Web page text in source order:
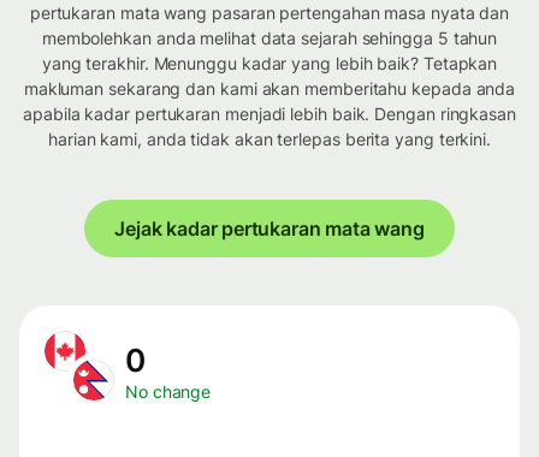
pertukaran mata wang pasaran pertengahan masa nyata dan
membolehkan anda melihat data sejarah sehingga 5 tahun
yang terakhir. Menunggu kadar yang lebih baik? Tetapkan
makluman sekarang dan kami akan memberitahu kepada anda
apabila kadar pertukaran menjadi lebih baik. Dengan ringkasan
harian kami, anda tidak akan terlepas berita yang terkini.
Jejak kadar pertukaran mata wang
0
No change